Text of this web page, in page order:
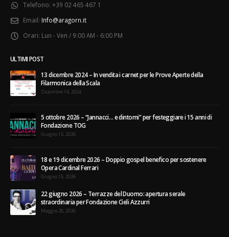
Telefono: +39 02 465 467 1
Email: Info@aragorn.it
Orari: Lun - Ven / 9:00 AM - 6:00 PM
ULTIMI POST
13 dicembre 2024 – In vendita i carnet per le Prove Aperte della
Filarmonica della Scala
Dicembre 14, 2024
5 ottobre 2026 – “Jannacci… e dintorni” per festeggiare i 15 anni di
Fondazione TOG
Giugno 15, 2026
18 e 19 dicembre 2026 – Doppio gospel benefico per sostenere
Opera Cardinal Ferrari
Giugno 15, 2026
22 giugno 2026 – Terrazze del Duomo: apertura serale
straordinaria per Fondazione Cieli Azzurri
Maggio 28, 2026